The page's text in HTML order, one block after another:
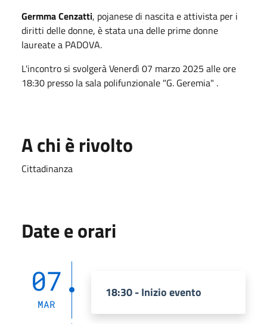
Germma Cenzatti, pojanese di nascita e attivista per i
diritti delle donne, è stata una delle prime donne
laureate a PADOVA.
L'incontro si svolgerà Venerdì 07 marzo 2025 alle ore
18:30 presso la sala polifunzionale "G. Geremia" .
A chi è rivolto
Cittadinanza
Date e orari
07
MAR
18:30 - Inizio evento